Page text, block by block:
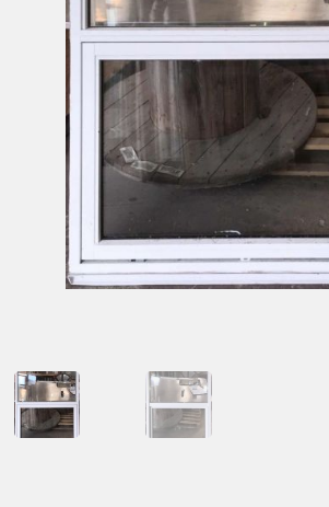
Kontakt